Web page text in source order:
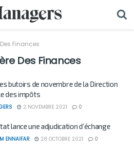
Finances
Des Finances
butoirs de novembre de la Direction
des impôts
2 NOVEMBRE 2021 0
lance une adjudication d’échange
ENNAIFAR 28 OCTOBRE 2021 0